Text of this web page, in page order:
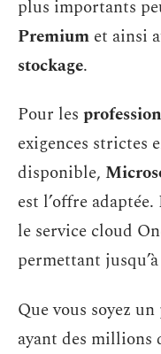
plus importants
Premium et ainsi
stockage.
Pour les
exigences strictes
disponible,
est l’offre
le service cloud
permettant
Que vous soyez
ayant des millions